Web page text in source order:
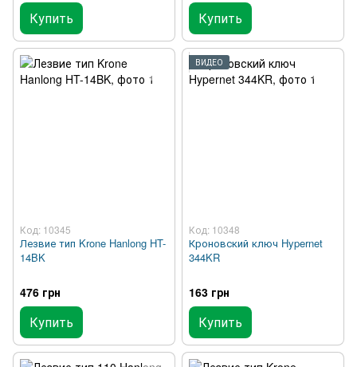
Купить Купить
Код: 10345
Лезвие тип Krone Hanlong HT-
14BK
476 грн
Купить
ВИДЕО
Код: 10348
Кроновский ключ Hypernet
344KR
163 грн
Купить